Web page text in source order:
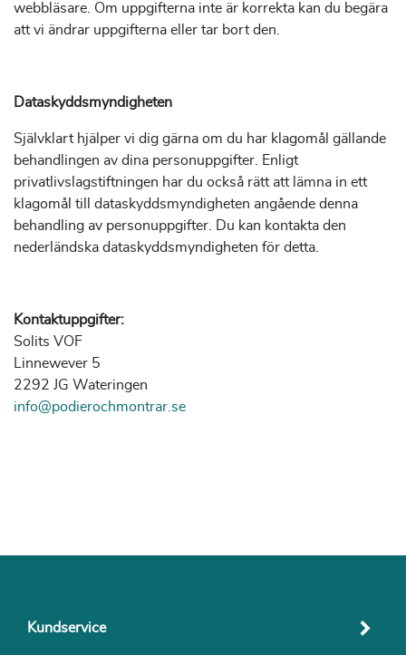
webbläsare. Om uppgifterna inte är korrekta kan du begära
att vi ändrar uppgifterna eller tar bort den.
Dataskyddsmyndigheten
Självklart hjälper vi dig gärna om du har klagomål gällande
behandlingen av dina personuppgifter. Enligt
privatlivslagstiftningen har du också rätt att lämna in ett
klagomål till dataskyddsmyndigheten angående denna
behandling av personuppgifter. Du kan kontakta den
nederländska dataskyddsmyndigheten för detta.
Kontaktuppgifter:
Solits VOF
Linnewever 5
2292 JG Wateringen
info@podierochmontrar.se
Kundservice